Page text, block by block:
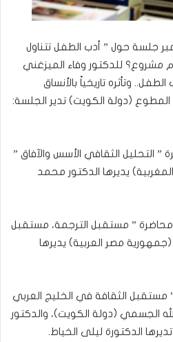
يوم الأحد 24 نوفمبر جلسة حول ” أدب الطفل تتناول
مشروع؟ للدكتور وفاء الميزغني
وتأثره تاريخياً بالأنساق
المطوع (دولة الكويت) تدير الجلسة:
التحليل الثقافي الأسس والآفاق ”
يديرها الدكتور محمد
25 نوفمبر، محاضرة ” مستقبل الترجمة، مستقبل
مصر العربية) يديرها
مستقبل الثقافة في الخليج العربي
الجسمي (دولة الكويت)، والدكتور
الدكتورة ليلى الخياط.